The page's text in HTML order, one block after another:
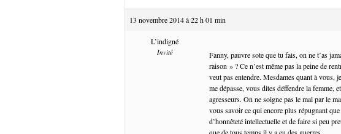
13 novembre 2014 à 22 h 01 min
L’indigné
Invité
Fanny, pauvre sote que tu fais, on ne t’as
raison » ? Ce n’est même pas la peine de
veut pas entendre. Mesdames quant à vous,
me dépasse, vous dites déffendre la femme,
agresseurs. On ne soigne pas le mal par le
vous savoir ce qui encore plus répugnant
d’honnêteté intellectuelle et de faire si peu
que de tous temps il y a eu des guerres.